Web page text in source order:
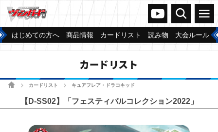
ヴァンガードch
検索 メニュー
はじめての方へ 商品情報 カードリスト 読み物 大会ルール
カードリスト
ホームカードリスト キュアフレア・ドラコキッド
【D-SS02】「フェスティバルコレクション2022」